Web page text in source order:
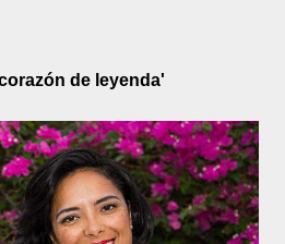
de leyenda'